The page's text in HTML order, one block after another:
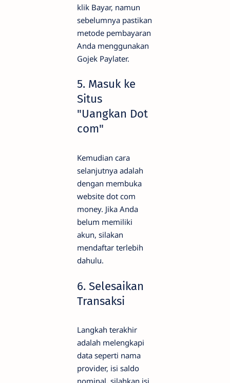
klik Bayar, namun
sebelumnya pastikan
metode pembayaran
Anda menggunakan
Gojek Paylater.
5. Masuk ke
Situs
"Uangkan Dot
com"
Kemudian cara
selanjutnya adalah
dengan membuka
website dot com
money. Jika Anda
belum memiliki
akun, silakan
mendaftar terlebih
dahulu.
6. Selesaikan
Transaksi
Langkah terakhir
adalah melengkapi
data seperti nama
provider, isi saldo